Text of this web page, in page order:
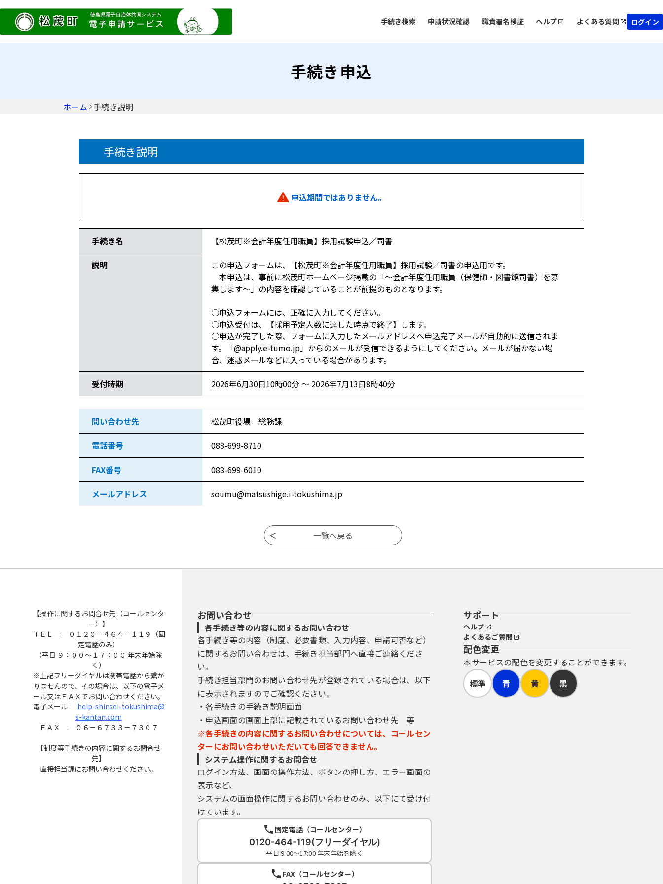
手続き検索 申請状況確認 職責署名検証 ヘルプ よくある質問 ログイン
手続き申込
ホーム 手続き説明
手続き説明
申込期間ではありません。
手続き名 【松茂町※会計年度任用職員】採用試験申込／司書
説明
この申込フォームは、【松茂町※会計年度任用職員】採用試験／司書の申込用です。
本申込は、事前に松茂町ホームページ掲載の「～会計年度任用職員（保健師・図書館司書）を募
集します～」の内容を確認していることが前提のものとなります。
○申込フォームには、正確に入力してください。
○申込受付は、【採用予定人数に達した時点で終了】します。
○申込が完了した際、フォームに入力したメールアドレスへ申込完了メールが自動的に送信されま
す。「@apply.e-tumo.jp」からのメールが受信できるようにしてください。メールが届かない場
合、迷惑メールなどに入っている場合があります。
受付時期 2026年6月30日10時00分 ～ 2026年7月13日8時40分
問い合わせ先 松茂町役場 総務課
電話番号 088-699-8710
FAX番号 088-699-6010
メールアドレス soumu@matsushige.i-tokushima.jp
【操作に関するお問合せ先（コールセンタ
ー）】
ＴＥＬ : ０１２０－４６４－１１９（固
定電話のみ）
（平日 ９：００～１７：００ 年末年始除
く）
※上記フリーダイヤルは携帯電話から繋が
りませんので、その場合は、以下の電子メ
ール又はＦＡＸでお問い合わせください。
電子メール : help-shinsei-tokushima@
s-kantan.com
ＦＡＸ : ０６－６７３３－７３０７
【制度等手続きの内容に関するお問合せ
先】
直接担当課にお問い合わせください。
お問い合わせ
各手続き等の内容に関するお問い合わせ
各手続き等の内容（制度、必要書類、入力内容、申請可否など）
に関するお問い合わせは、手続き担当部門へ直接ご連絡くださ
い。
手続き担当部門のお問い合わせ先が登録されている場合は、以下
に表示されますのでご確認ください。
・各手続きの手続き説明画面
・申込画面の画面上部に記載されているお問い合わせ先 等
※各手続きの内容に関するお問い合わせについては、コールセン
ターにお問い合わせいただいても回答できません。
システム操作に関するお問合せ
ログイン方法、画面の操作方法、ボタンの押し方、エラー画面の
表示など、
システムの画面操作に関するお問い合わせのみ、以下にて受け付
けています。
固定電話（コールセンター）
0120-464-119(フリーダイヤル)
平日 9:00～17:00 年末年始を除く
FAX（コールセンター）
サポート
ヘルプ
よくあるご質問
配色変更
本サービスの配色を変更することができます。
標準
青 黄 黒